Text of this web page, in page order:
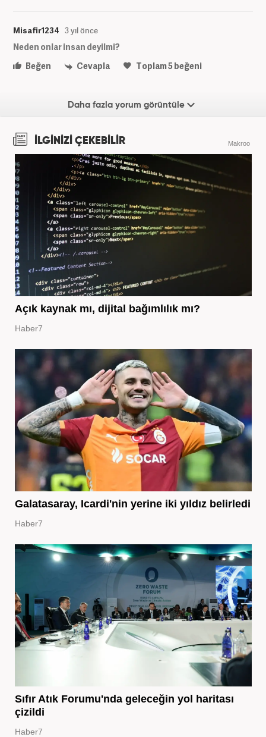
Misafir1234 3 yıl önce
Neden onlar insan deyilmi?
Beğen
Cevapla Toplam5beğeni
Daha fazla yorum görüntüle
İLGİNİZİ ÇEKEBİLİR Makroo
Açık kaynak mı, dijital bağımlılık mı?
Haber7
Galatasaray, Icardi'nin yerine iki yıldız belirledi
Haber7
Sıfır Atık Forumu'nda geleceğin yol haritası
çizildi
Haber7